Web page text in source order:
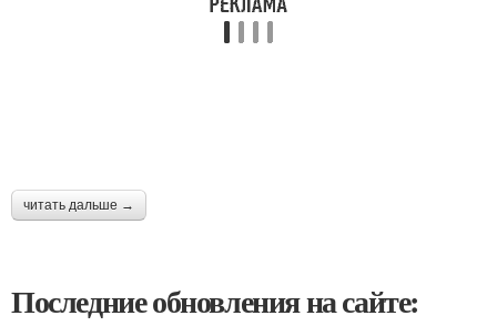
читать дальше →
Последние обновления на сайте: